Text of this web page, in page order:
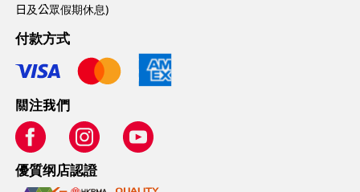
日及公眾假期休息)
付款方式
關注我們
優質纲店認證